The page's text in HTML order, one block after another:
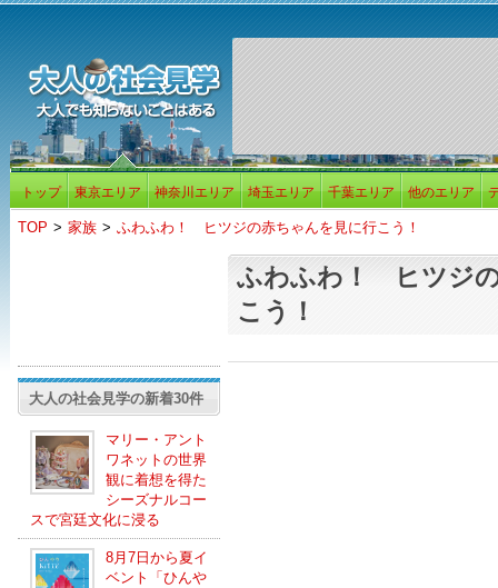
トップ 東京エリア 神奈川エリア 埼玉エリア 千葉エリア 他のエリア
TOP > 家族 > ふわふわ！ ヒツジの赤ちゃんを見に行こう！
大人の社会見学の新着30件
マリー・アント
ワネットの世界
観に着想を得た
シーズナルコー
スで宮廷文化に浸る
8月7日から夏イ
ベント「ひんや
ふわふわ！ ヒツジ
こう！